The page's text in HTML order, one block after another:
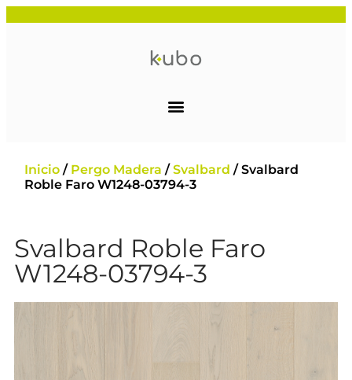
Inicio / Pergo Madera /Svalbard / Svalbard
Roble Faro W1248-03794-3
Svalbard Roble Faro
W1248-03794-3